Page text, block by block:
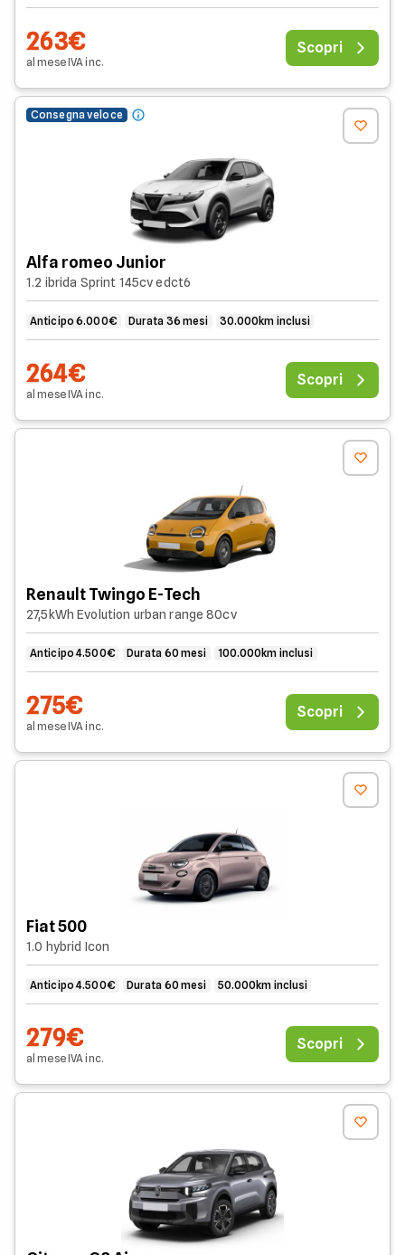
263€
al meseIVAinc.
Scopri
Consegna veloce
Alfa romeo Junior
1.2 ibrida Sprint 145cv edct6
Anticipo 6.000€ Durata 36 mesi 30.000km inclusi
264€
al meseIVAinc.
Scopri
Renault Twingo E-Tech
27,5kWh Evolution urban range 80cv
Anticipo 4.500€ Durata 60 mesi 100.000km inclusi
275€
al meseIVAinc.
Scopri
Fiat 500
1.0 hybrid Icon
Anticipo 4.500€ Durata 60 mesi 50.000km inclusi
279€
al meseIVAinc.
Scopri